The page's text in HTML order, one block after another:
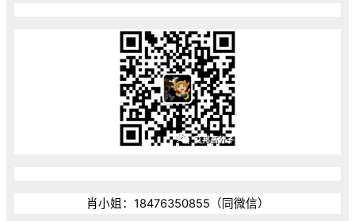
肖小姐：18476350855（同微信）